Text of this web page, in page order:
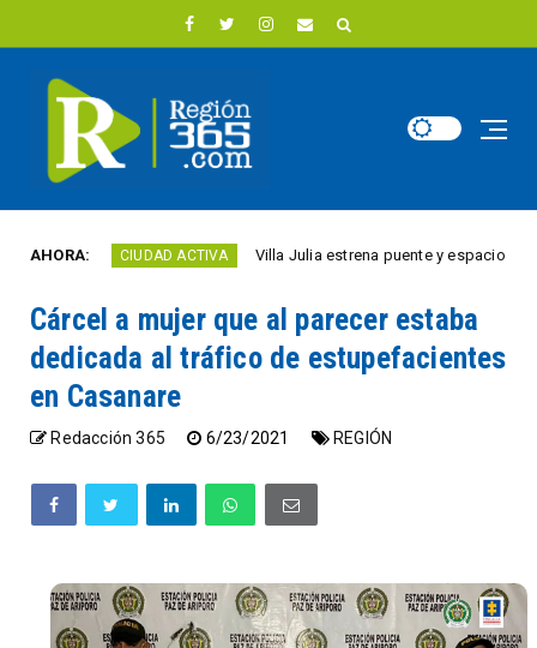
AHORA:CIUDAD ACTIVA Villa Julia estrena puente y espacios
Cárcel a mujer que al parecer estaba
dedicada al tráfico de estupefacientes
en Casanare
Redacción 365 6/23/2021 REGIÓN